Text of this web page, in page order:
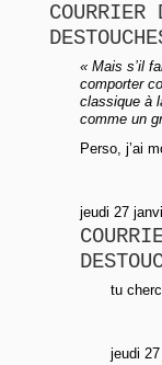
« Mais s’il
comporter
classique à
comme un
Perso, j’ai
jeudi 27
tu
jeudi